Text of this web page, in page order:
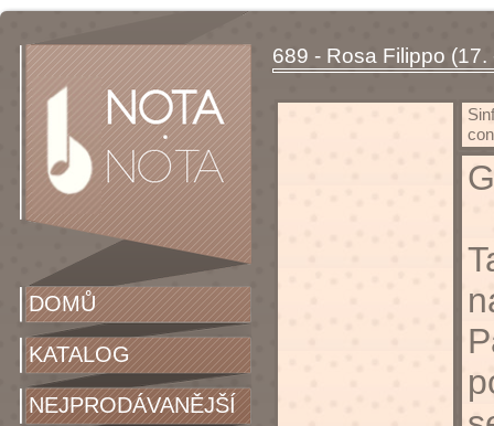
DOMŮ
KATALOG
NEJPRODÁVANĚJŠÍ
689 - Rosa Filippo (17.